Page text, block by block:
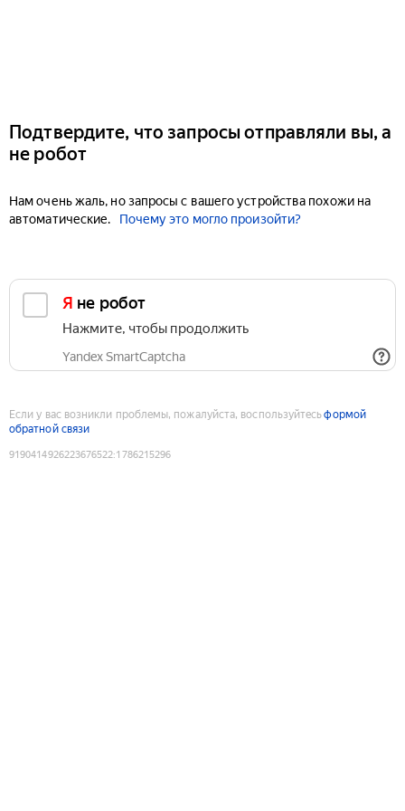
Подтвердите, что запросы отправляли вы, а
не робот
Нам очень жаль, но запросы с вашего устройства похожи на
автоматические.
Почему это могло произойти?
Я не робот
Нажмите, чтобы продолжить
Yandex SmartCaptcha
Если у вас возникли проблемы, пожалуйста, воспользуйтесьформой
обратной связи
9190414926223676522:1786215296